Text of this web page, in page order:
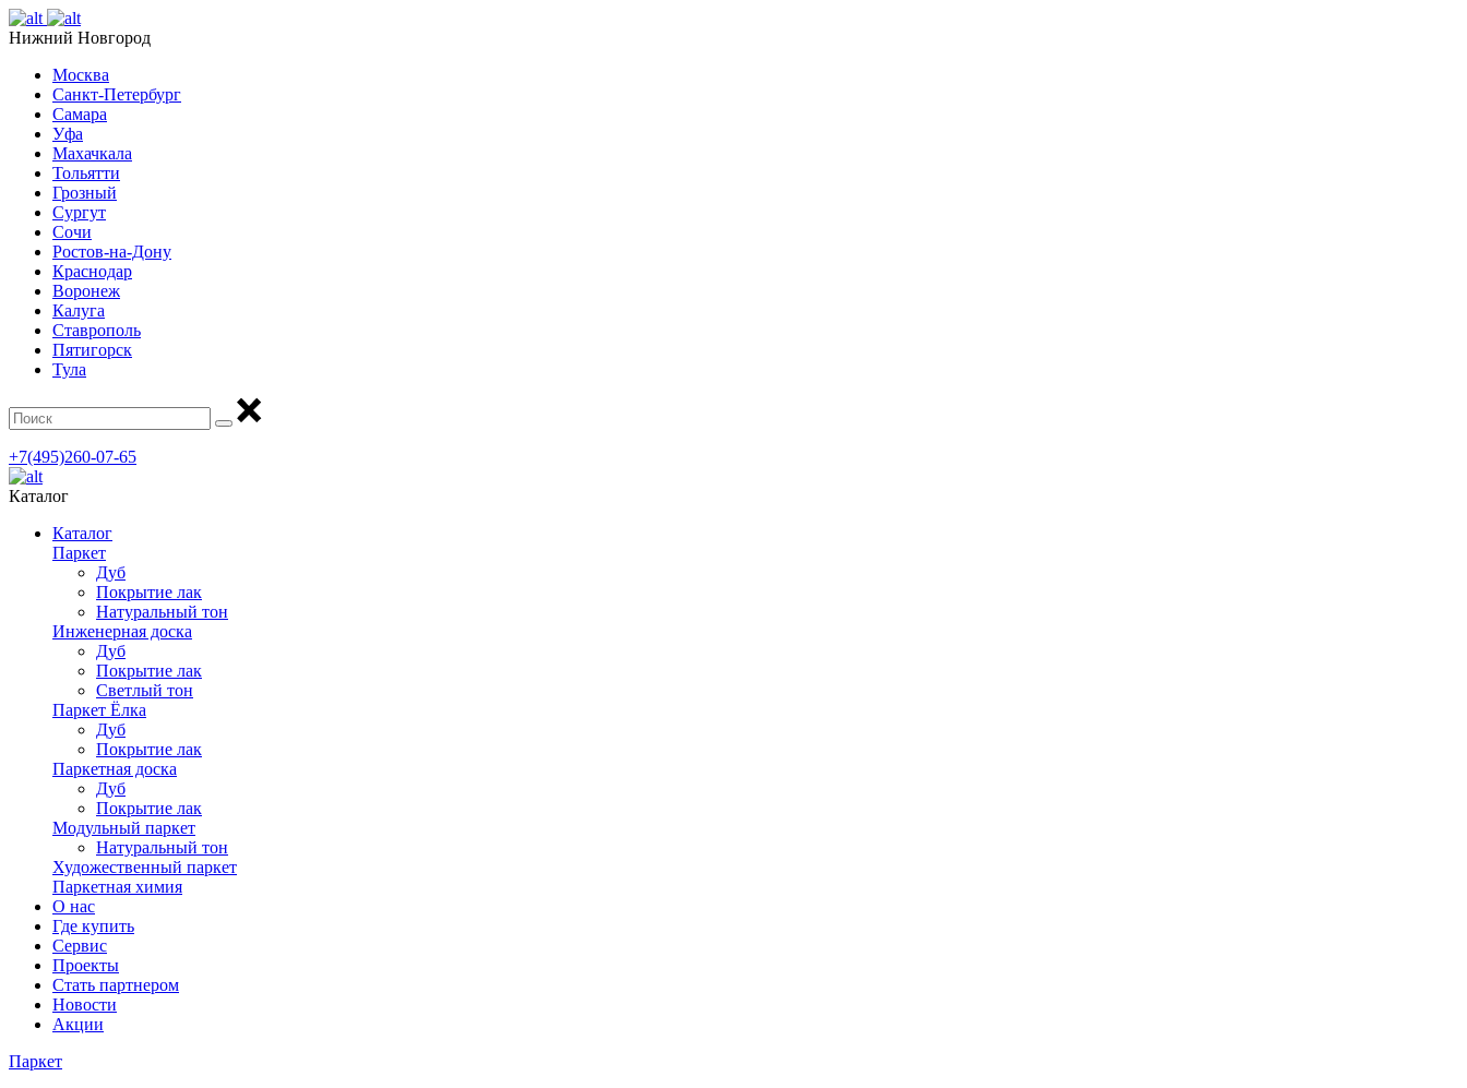
Нижний Новгород
Москва
Санкт-Петербург
Самара
Уфа
Махачкала
Тольятти
Грозный
Сургут
Сочи
Ростов-на-Дону
Краснодар
Воронеж
Калуга
Ставрополь
Пятигорск
Тула
+7(495)260-07-65
Каталог
Каталог
Паркет
Дуб
Покрытие лак
Натуральный тон
Инженерная доска
Дуб
Покрытие лак
Светлый тон
Паркет Ёлка
Дуб
Покрытие лак
Паркетная доска
Дуб
Покрытие лак
Модульный паркет
Натуральный тон
Художественный паркет
Паркетная химия
О нас
Где купить
Сервис
Проекты
Стать партнером
Новости
Акции
Паркет